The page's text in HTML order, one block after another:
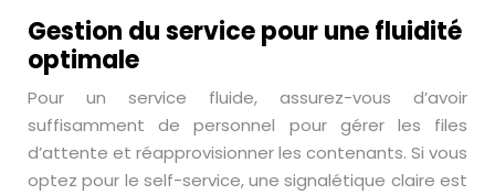
Gestion du service pour une fluidité
optimale
Pour un service fluide, assurez-vous d’avoir
suffisamment de personnel pour gérer les files
d’attente et réapprovisionner les contenants. Si vous
optez pour le self-service, une signalétique claire est